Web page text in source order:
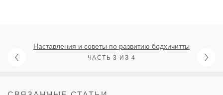
Наставления и советы по развитию бодхичитты
ЧАСТЬ 3 ИЗ 4